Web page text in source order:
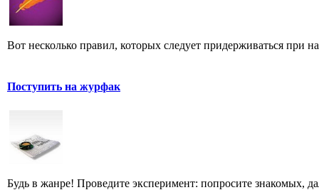
Вот несколько правил, которых следует придерживаться при
Поступить на журфак
Будь в жанре! Проведите эксперимент: попросите знакомых,